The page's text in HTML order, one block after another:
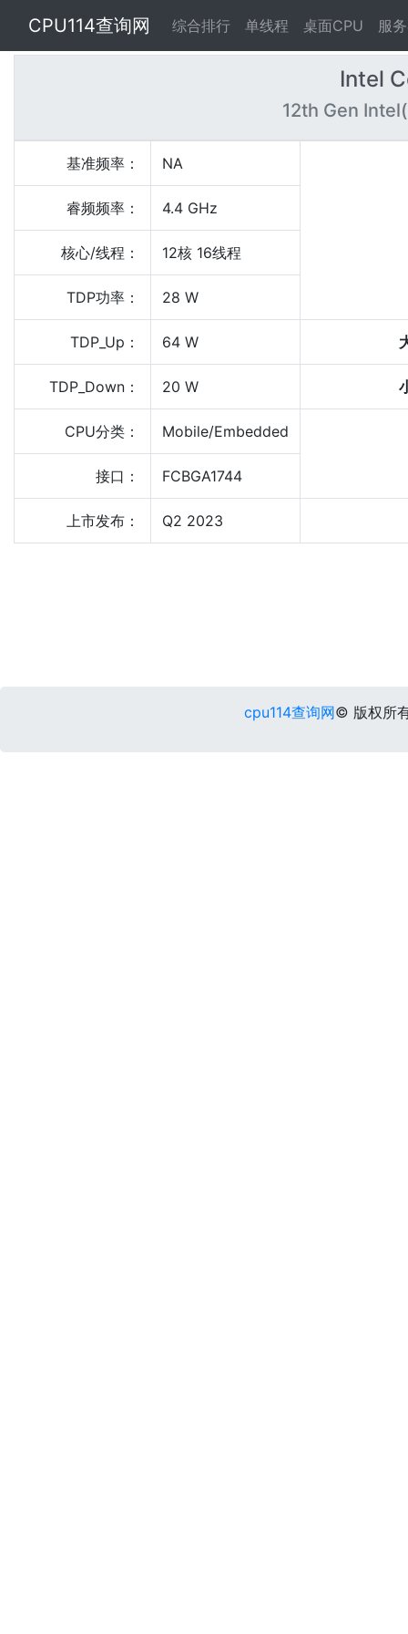
CPU114查询网 综合排行 单线程 桌面CPU 服
Intel
12th Gen
基准频率： NA
睿频频率： 4.4 GHz
核心/线程： 12核 16线程
TDP功率： 28 W
TDP_Up： 64 W
TDP_Down： 20 W
CPU分类： Mobile/Embedded
接口： FCBGA1744
上市发布： Q2 2023
cpu114查询网© 版权所